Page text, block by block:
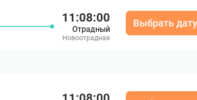
11:08:00
Отрадный
Новоотрадная
Выбрать дату